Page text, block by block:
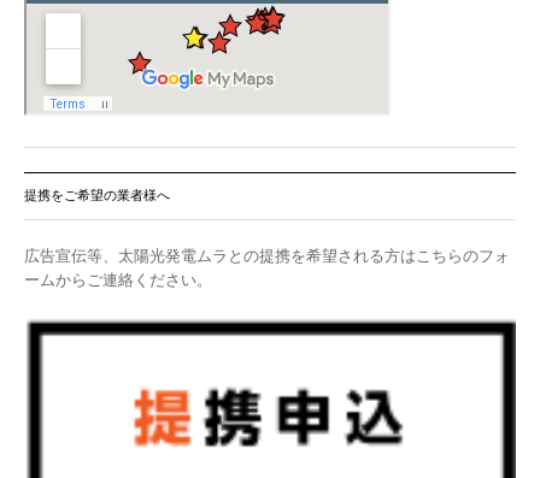
提携をご希望の業者様へ
広告宣伝等、太陽光発電ムラとの提携を希望される方はこちらのフォ
ームからご連絡ください。